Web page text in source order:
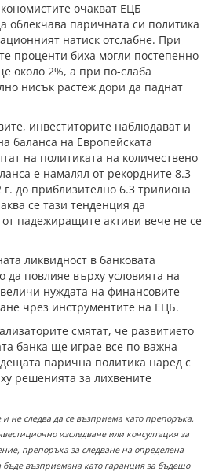
очакват ЕЦБ
облекчава паричната си политика
натиск отслабне. При
проценти биха могли постепенно
около 2%, а при по-слаба
нисък растеж дори да паднат
инвеститорите наблюдават и
баланса на Европейската
на политиката на количествено
е намалял от рекордните 8.3
до приблизително 6.3 трилиона
се тази тенденция да
падежиращите активи вече не се
ликвидност в банковата
да повлияе върху условията на
нуждата на финансовите
чрез инструментите на ЕЦБ.
смятат, че развитието
банка ще играе все по-важна
парична политика наред с
решенията за лихвените
не следва да се възприема като препоръка,
изследване или консултация за
препоръка за следване на определена
бъде възприемана като гаранция за бъдещо